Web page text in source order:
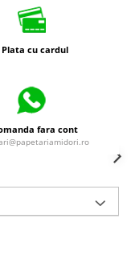
Plata cu cardul
fara cont